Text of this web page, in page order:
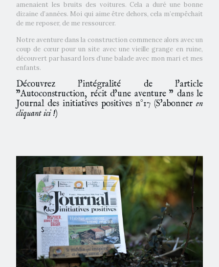
amenaient les bruits des voitures. Cela a duré une bonne
dizaine d’années. Moi qui aime être dehors, cela m’empêchait
de me reposer, de me ressourcer.
Notre aventure dans la construction commence alors avec un
coup de cœur pour un site avec une vieille grange en ruine,
découvert par hasard lors d’une balade avec mon mari et mes
enfants.
Découvrez l'intégralité de l'article
"Autoconstruction, récit d'une aventure " dans le
Journal des initiatives positives n°17 (S'abonner en
cliquant ici !)